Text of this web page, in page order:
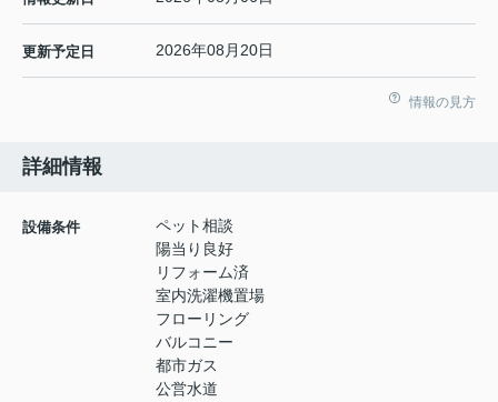
更新予定日 2026年08月20日
情報の見方
詳細情報
設備条件
ペット相談
陽当り良好
リフォーム済
室内洗濯機置場
フローリング
バルコニー
都市ガス
公営水道